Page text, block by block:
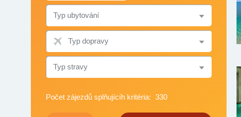
TYP
UBYTOVÁNÍ
TYP
DOPRAVY
TYP
STRAVY
Počet zájezdů splňujícíh kritéria: 330